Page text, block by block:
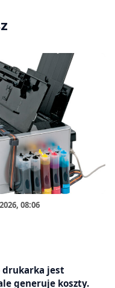
08:06
drukarka jest
generuje koszty.